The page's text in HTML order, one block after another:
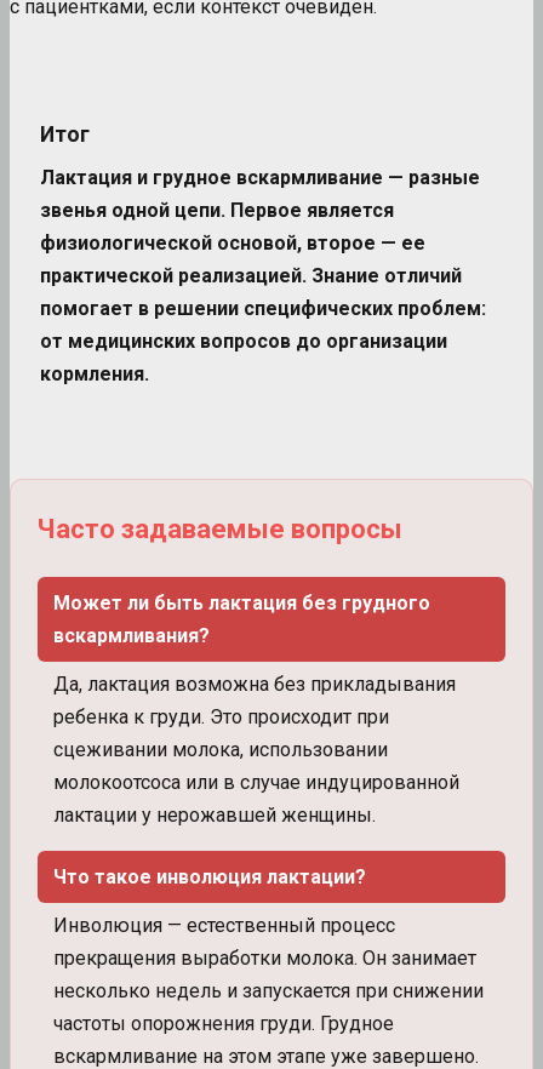
с пациентками, если контекст очевиден.
Итог
Лактация и грудное вскармливание — разные
звенья одной цепи. Первое является
физиологической основой, второе — ее
практической реализацией. Знание отличий
помогает в решении специфических проблем:
от медицинских вопросов до организации
кормления.
Часто задаваемые вопросы
Может ли быть лактация без грудного
вскармливания?
Да, лактация возможна без прикладывания
ребенка к груди. Это происходит при
сцеживании молока, использовании
молокоотсоса или в случае индуцированной
лактации у нерожавшей женщины.
Что такое инволюция лактации?
Инволюция — естественный процесс
прекращения выработки молока. Он занимает
несколько недель и запускается при снижении
частоты опорожнения груди. Грудное
вскармливание на этом этапе уже завершено.